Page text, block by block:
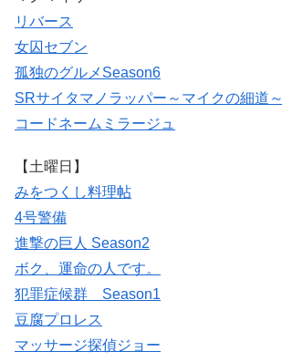
リバース
女囚セブン
孤独のグルメSeason6
SRサイタマノラッパー～マイクの細道～
コードネームミラージュ
【土曜日】
みをつくし料理帖
4号警備
進撃の巨人 Season2
ボク、運命の人です。
犯罪症候群 Season1
豆腐プロレス
マッサージ探偵ジョー